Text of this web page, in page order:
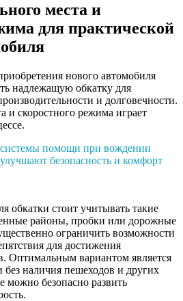
места и
для практической
нового автомобиля
надлежащую обкатку для
и долговечности.
и скоростного режима играет
помощи при вождении
безопасность и комфорт
обкатки стоит учитывать такие
районы, пробки или дорожные
ограничить возможности
для достижения
Оптимальным вариантом является
наличия пешеходов и других
можно безопасно развить